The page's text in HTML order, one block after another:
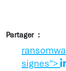
Partager
signes">